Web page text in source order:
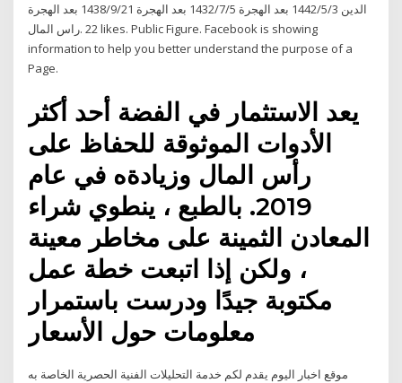
3‏‏/5‏‏/1442 بعد الهجرة 5‏‏/7‏‏/1432 بعد الهجرة 21‏‏/9‏‏/1438 بعد الهجرة ‎الدين
راس المال‎. 22 likes. Public Figure. Facebook is showing
information to help you better understand the purpose of a
Page.
يعد الاستثمار في الفضة أحد أكثر
الأدوات الموثوقة للحفاظ على
رأس المال وزيادةه في عام
2019. بالطبع ، ينطوي شراء
المعادن الثمينة على مخاطر معينة
، ولكن إذا اتبعت خطة عمل
مكتوبة جيدًا ودرست باستمرار
معلومات حول الأسعار
موقع اخبار اليوم يقدم لكم خدمة التحليلات الفنية الحصرية الخاصة به